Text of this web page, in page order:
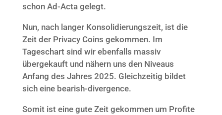
schon Ad-Acta gelegt.
Nun, nach langer Konsolidierungszeit, ist die
Zeit der Privacy Coins gekommen. Im
Tageschart sind wir ebenfalls massiv
übergekauft und nähern uns den Niveaus
Anfang des Jahres 2025. Gleichzeitig bildet
sich eine bearish-divergence.
Somit ist eine gute Zeit gekommen um Profite